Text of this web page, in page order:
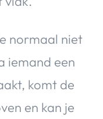
normaal niet
iemand een
komt de
en kan je